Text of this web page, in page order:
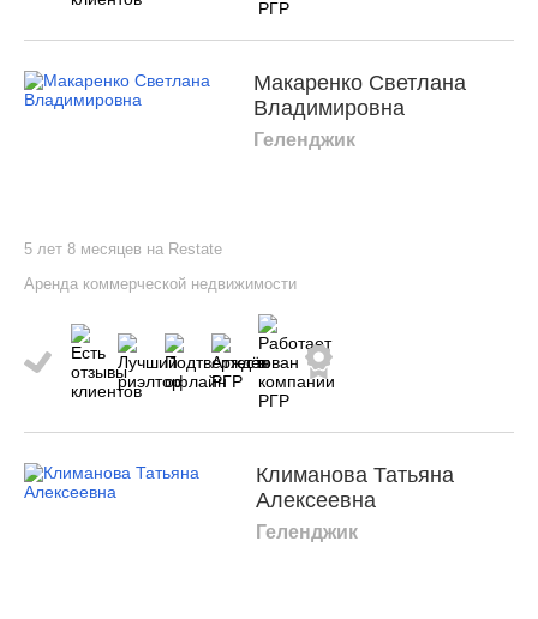
Макаренко Светлана
Владимировна
Геленджик
5 лет 8 месяцев на Restate
Аренда коммерческой недвижимости
Климанова Татьяна
Алексеевна
Геленджик